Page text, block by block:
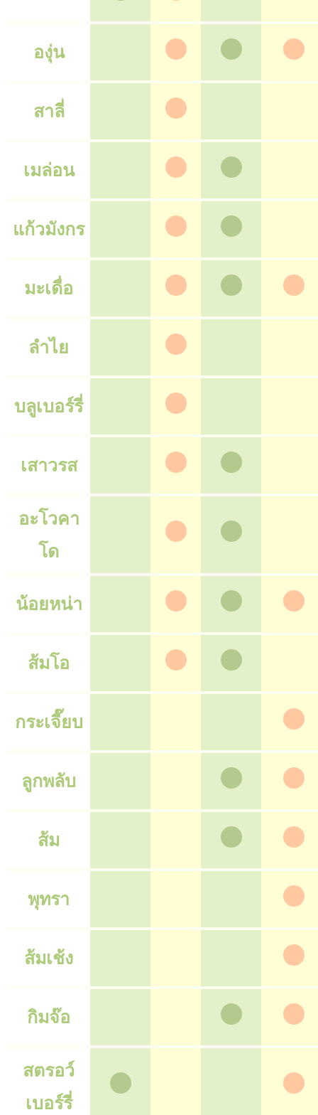
องุ่น
สาลี่
เมล่อน
แก้วมังกร
มะเดื่อ
ลำไย
บลูเบอร์รี่
เสาวรส
อะโวคา
โด
น้อยหน่า
ส้มโอ
กระเจี๊ยบ
ลูกพลับ
ส้ม
พุทรา
ส้มเช้ง
กิมจ๊อ
สตรอว์
เบอร์รี่